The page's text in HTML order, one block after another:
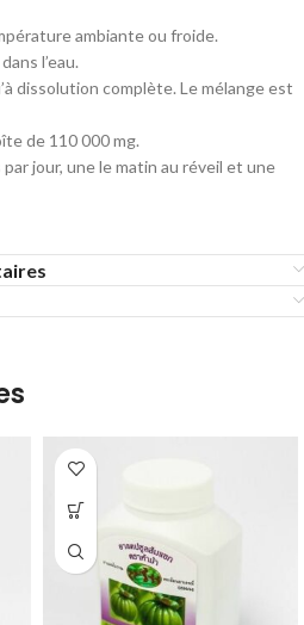
ambiante ou froide.
l’eau.
dissolution complète. Le mélange est
de 110 000 mg.
jour, une le matin au réveil et une